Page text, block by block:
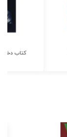
کتاب دختر